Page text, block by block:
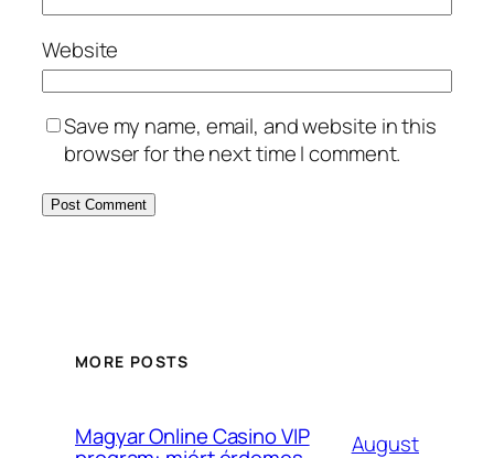
Website
Save my name, email, and website in this
browser for the next time I comment.
MORE POSTS
Magyar Online Casino VIP
August